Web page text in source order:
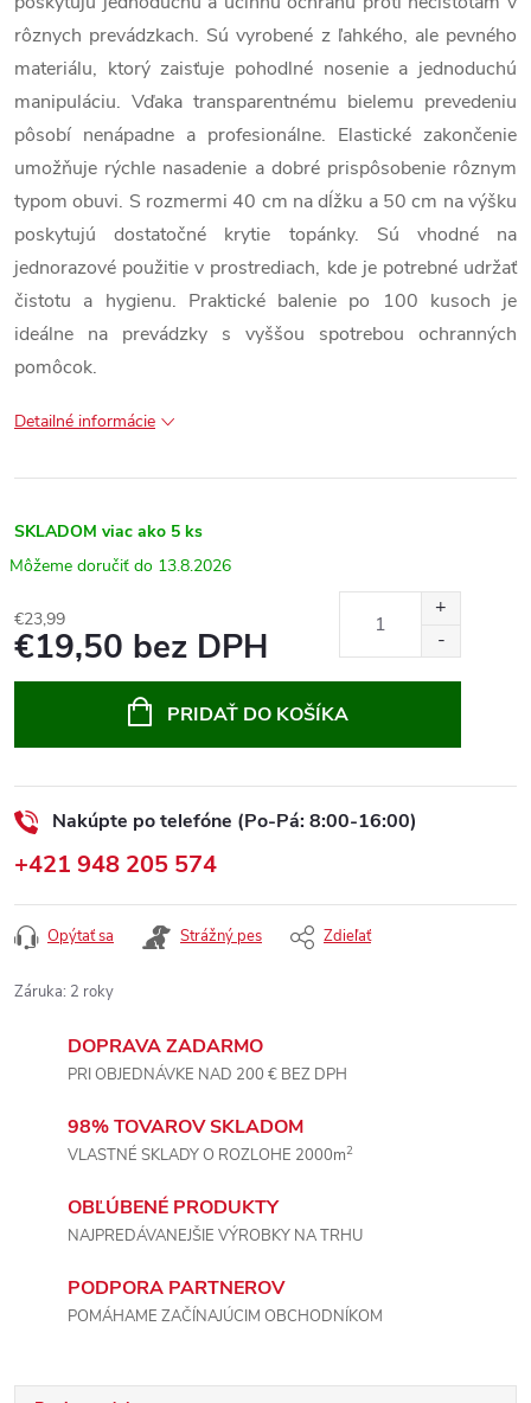
rôznych prevádzkach. Sú vyrobené z ľahkého, ale pevného
materiálu, ktorý zaisťuje pohodlné nosenie a jednoduchú
manipuláciu. Vďaka transparentnému bielemu prevedeniu
pôsobí nenápadne a profesionálne. Elastické zakončenie
umožňuje rýchle nasadenie a dobré prispôsobenie rôznym
typom obuvi. S rozmermi 40 cm na dĺžku a 50 cm na výšku
poskytujú dostatočné krytie topánky. Sú vhodné na
jednorazové použitie v prostrediach, kde je potrebné udržať
čistotu a hygienu. Praktické balenie po 100 kusoch je
ideálne na prevádzky s vyššou spotrebou ochranných
pomôcok.
Detailné informácie
SKLADOM viac ako 5 ks
13.8.2026
€23,99
€19,50 bez DPH
PRIDAŤ DO KOŠÍKA
Nakúpte po telefóne (Po-Pá: 8:00-16:00)
+421 948 205 574
Opýtať sa Strážný pes Zdieľať
Záruka: 2 roky
DOPRAVA ZADARMO
PRI OBJEDNÁVKE NAD 200 € BEZ DPH
98% TOVAROV SKLADOM
VLASTNÉ SKLADY O ROZLOHE 2000m2
OBĽÚBENÉ PRODUKTY
NAJPREDÁVANEJŠIE VÝROBKY NA TRHU
PODPORA PARTNEROV
POMÁHAME ZAČÍNAJÚCIM OBCHODNÍKOM